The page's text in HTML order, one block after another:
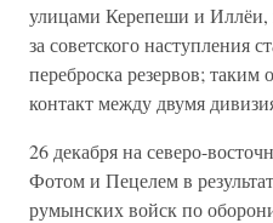
улицами Керепеши и Иллёи,
за советского наступления
переброска резервов; таким
контакт между двумя
26 декабря на северо-
Фотом и Пецелем в
румынских войск по